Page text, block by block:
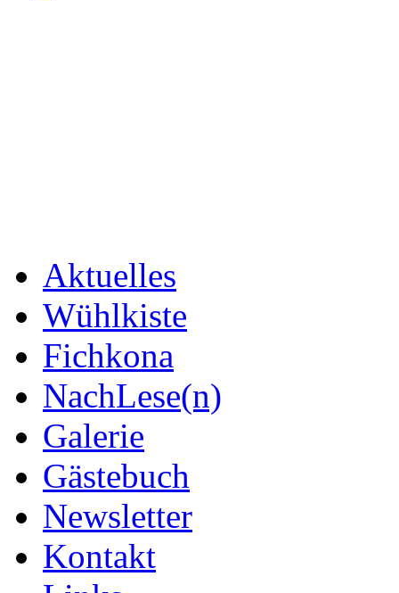
Aktuelles
Wühlkiste
Fichkona
NachLese(n)
Galerie
Gästebuch
Newsletter
Kontakt